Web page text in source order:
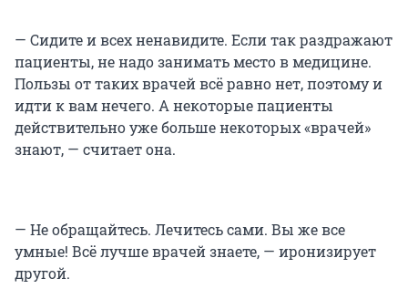
— Сидите и всех ненавидите. Если так раздражают
пациенты, не надо занимать место в медицине.
Пользы от таких врачей всё равно нет, поэтому и
идти к вам нечего. А некоторые пациенты
действительно уже больше некоторых «врачей»
знают, — считает она.
— Не обращайтесь. Лечитесь сами. Вы же все
умные! Всё лучше врачей знаете, — иронизирует
другой.